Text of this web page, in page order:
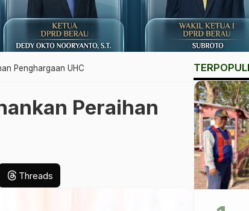
Penghargaan UHC
Peraihan
Threads